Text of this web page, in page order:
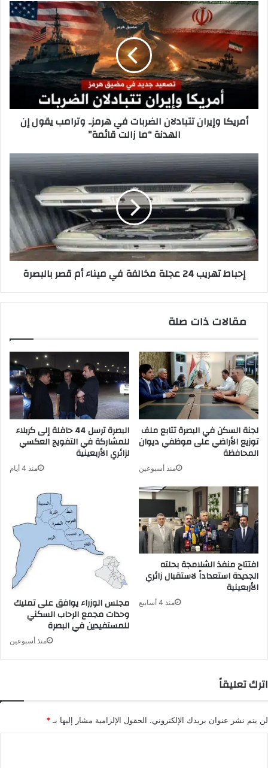
أمريكا
وإيران
تتبادلان
الضربات
في
هرمز..
وترامب
إن
الهدنة
قائمة”
أمريكا وإيران تتبادلان الضربات في هرمز.. وترامب يقول إن
الهدنة “ما زالت قائمة”
إحباط
تهريب
عجلة
مخالفة
ميناء
أم
قصر
بالبصرةإحباط تهريب 24 عجلة مخالفة في ميناء أم قصر بالبصرة
مقالات ذات صلة
البصرة ترسل 44 حافلة إلى كربلاء
للمشاركة في التفويج العكسي
لزائري الأربعينية
منذ 4 أيام
لجنة السكن في البصرة تتابع ملف
توزيع الأراضي على موظفي ديوان
المحافظة
منذ أسبوعين
مجلس الوزراء يوافق على تمليك
وحدات مجمع الرحاب السكني
للمستفيدين في البصرة
منذ أسبوعين
افتتاح منفذ الشلامجة بحلته
الجديدة استعداداً لاستقبال زائري
الأربعينية
منذ 4 أسابيع
اترك تعليقاً
لن يتم نشر عنوان بريدك الإلكتروني. الحقول الإلزامية مشار إليها بـ *